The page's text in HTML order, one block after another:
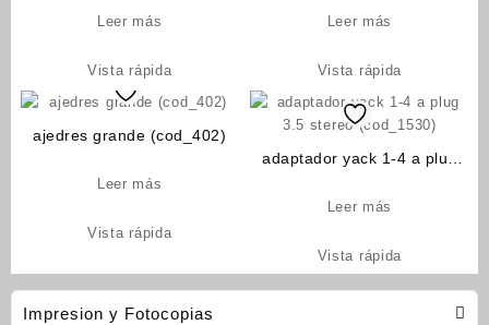
Impresion y Fotocopias
Leer más
Vista rápida
Leer más
Vista rápida
ajedres grande (cod_402)
Leer más
Vista rápida
adaptador yack 1-4 a plug
Leer más
Vista rápida